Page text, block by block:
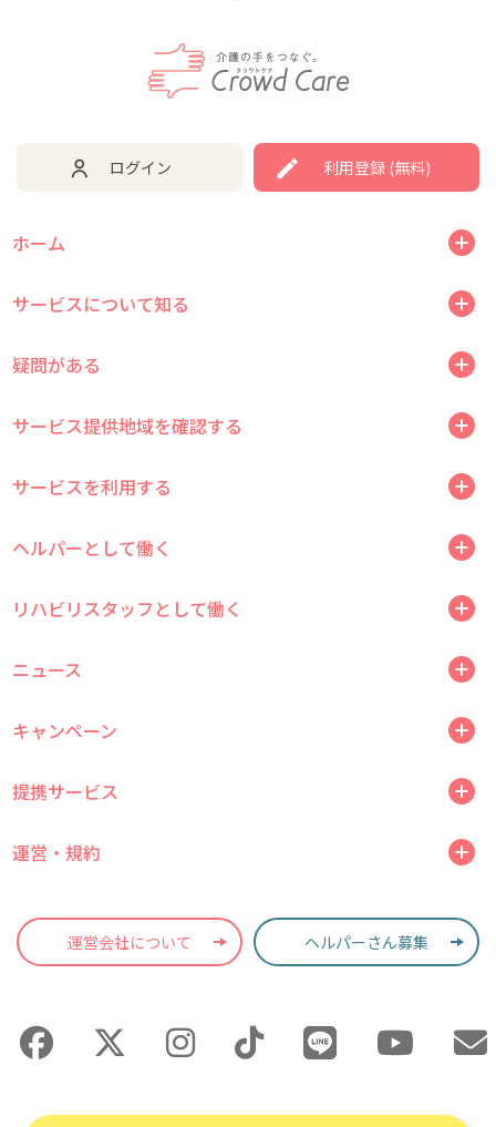
ログイン 利用登録 (無料)
ホーム
サービスについて知る
疑問がある
サービス提供地域を確認する
サービスを利用する
ヘルパーとして働く
リハビリスタッフとして働く
ニュース
キャンペーン
提携サービス
運営・規約
運営会社について ヘルパーさん募集